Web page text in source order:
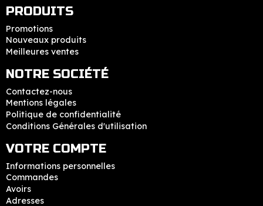
PRODUITS
Promotions
Nouveaux produits
Meilleures ventes
NOTRE SOCIÉTÉ
Contactez-nous
Mentions légales
Politique de confidentialité
Conditions Générales d'utilisation
VOTRE COMPTE
Informations personnelles
Commandes
Avoirs
Adresses